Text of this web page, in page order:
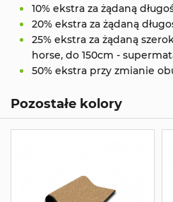
10% ekstra za żądaną
20% ekstra za żądaną
25% ekstra za żądaną
horse, do 150cm -
50% ekstra przy zmianie
Pozostałe kolory